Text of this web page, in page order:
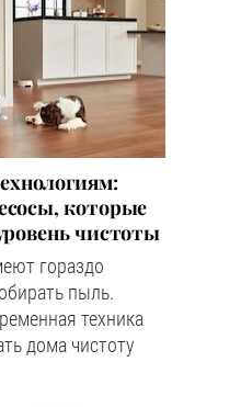
которые
чистоты
гораздо
пыль.
техника
дома чистоту